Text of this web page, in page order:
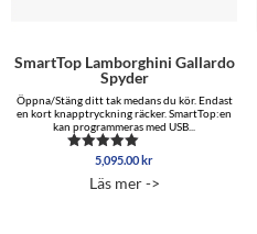
SmartTop Lamborghini Gallardo
Spyder
Öppna/Stäng ditt tak medans du kör. Endast
en kort knapptryckning räcker. SmartTop:en
kan programmeras med USB...
Betygsatt
av 5
5,095.00 kr
Läs mer ->